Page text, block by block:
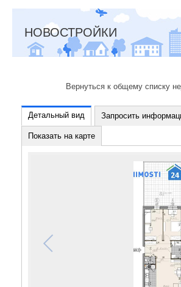
НОВОСТРОЙКИ
Вернуться к общему списку
Детальный вид Запросить
Показать на карте